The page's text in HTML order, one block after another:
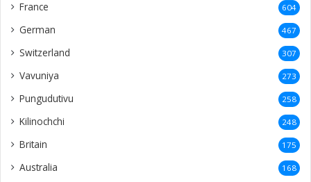
France 604
German 467
Switzerland 307
Vavuniya 273
Pungudutivu 258
Kilinochchi 248
Britain 175
Australia 168